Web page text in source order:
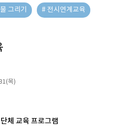
그리기 # 전시연계교육
목)
체 교육 프로그램